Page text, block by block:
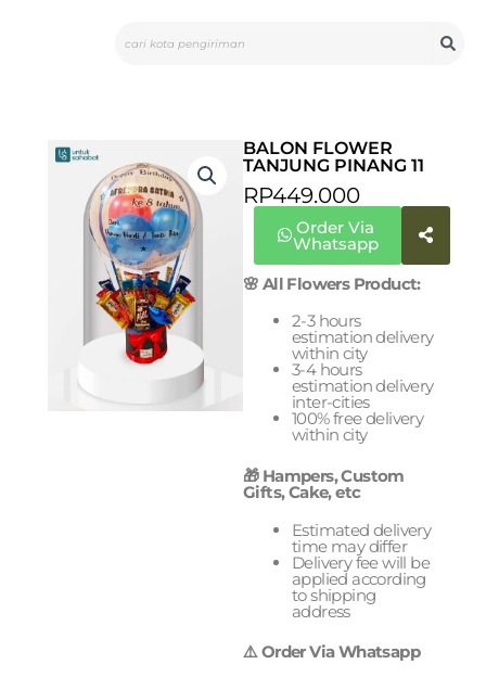
BALON FLOWER
TANJUNG PINANG 11
RP449.000
Order Via
Whatsapp
🌸 All Flowers Product:
2-3 hours
estimation delivery
within city
3-4 hours
estimation delivery
inter-cities
100% free delivery
within city
🎁 Hampers, Custom
Gifts, Cake, etc
Estimated delivery
time may differ
Delivery fee will be
applied according
to shipping
address
⚠️ Order Via Whatsapp